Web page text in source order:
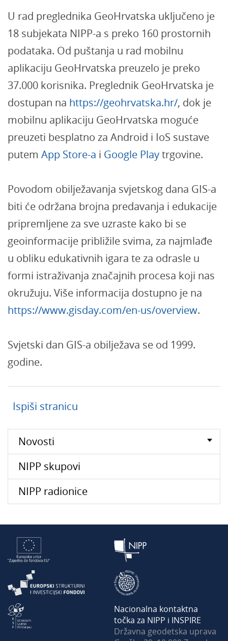
U rad preglednika GeoHrvatska uključeno je
18 subjekata NIPP-a s preko 160 prostornih
podataka. Od puštanja u rad mobilnu
aplikaciju GeoHrvatska preuzelo je preko
37.000 korisnika. Preglednik GeoHrvatska je
dostupan na https://geohrvatska.hr/, dok je
mobilnu aplikaciju GeoHrvatska moguće
preuzeti besplatno za Android i IoS sustave
putem App Store-a i Google Playtrgovine.
Povodom obilježavanja svjetskog dana GIS-a
biti će održana brojna predavanja i edukacije
pripremljene za sve uzraste kako bi se
geoinformacije približile svima, za najmlađe
u obliku edukativnih igara te za odrasle u
formi istraživanja značajnih procesa koji nas
okružuju. Više informacija dostupno je na
https://www.gisday.com/en-us/overview.
Svjetski dan GIS-a obilježava se od 1999.
godine.
Ispiši stranicu
Novosti
NIPP skupovi
NIPP radionice
Nacionalna kontaktna
točka za NIPP i INSPIRE
Državna geodetska uprava